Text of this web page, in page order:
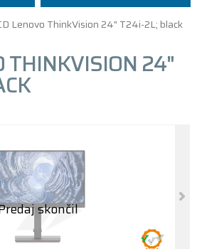
Lenovo ThinkVision 24" T24i-2L; black
THINKVISION 24"